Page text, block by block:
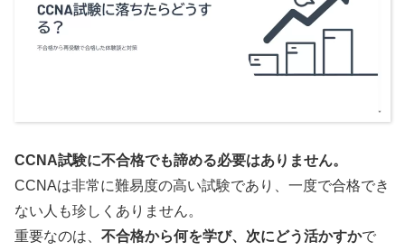
CCNA試験に不合格でも諦める必要はありません。
CCNAは非常に難易度の高い試験であり、一度で合格でき
ない人も珍しくありません。
重要なのは、 不合格から何を学び、次にどう活かすかで